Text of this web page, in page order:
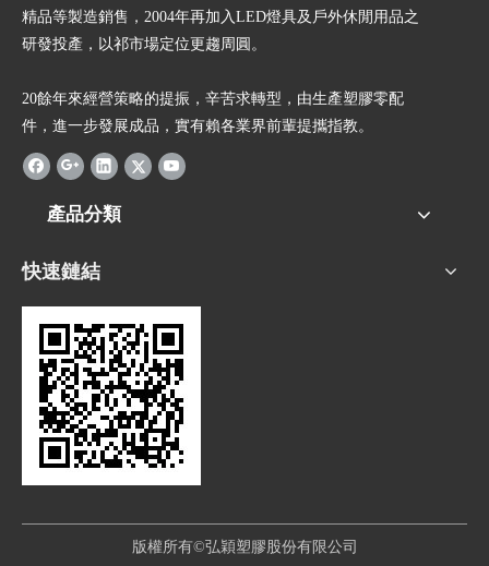
精品等製造銷售，2004年再加入LED燈具及戶外休閒用品之
研發投產，以祁市場定位更趨周圓。
20餘年來經營策略的提振，辛苦求轉型，由生產塑膠零配
件，進一步發展成品，實有賴各業界前輩提攜指教。
產品分類
快速鏈結
版權所有©弘穎塑膠股份有限公司